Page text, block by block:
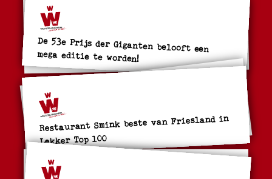
De 53e Prijs der Giganten belooft een
mega editie te worden!
Restaurant Smink beste van Friesland in
Lekker Top 100